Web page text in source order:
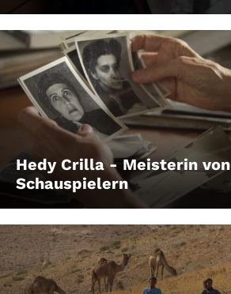
Hedy Crilla - Meisterin von
Schauspielern